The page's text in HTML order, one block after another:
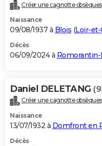
Créer une cagnotte obsèques
Naissance
09/08/1937 à Blois (Loir-et-
Décès
06/09/2024 à
Daniel DELETANG
Créer une cagnotte obsèques
Naissance
13/07/1932 à Domfront en
Décès